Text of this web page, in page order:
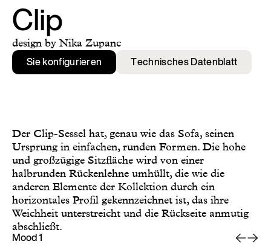
Kataloge und Materialien
Ditre Italia für Fachleute
Verkaufsstellen
Nachrichten & Presse
Geschützer Bereich
Español
Русский
简体中文
Clip
design by Nika Zupanc
Sie konfigurieren Technisches Datenblatt
Der Clip-Sessel hat, genau wie das Sofa, seinen
Ursprung in einfachen, runden Formen. Die hohe
und großzügige Sitzfläche wird von einer
halbrunden Rückenlehne umhüllt, die wie die
anderen Elemente der Kollektion durch ein
horizontales Profil gekennzeichnet ist, das ihre
Weichheit unterstreicht und die Rückseite anmutig
abschließt.
Mood 1